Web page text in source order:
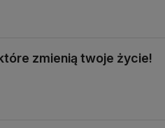
zmienią twoje życie!